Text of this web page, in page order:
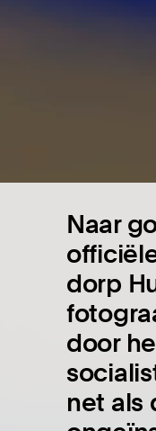
Naar
dorp
door
net als